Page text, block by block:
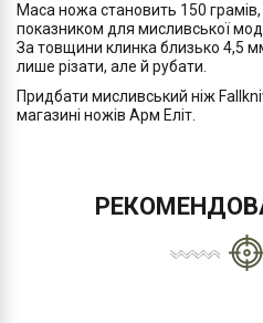
Маса ножа становить 150
показником для мисливської
За товщини клинка близько 4,5
лише різати, але й рубати.
Придбати мисливський ніж
магазині ножів Арм Еліт.